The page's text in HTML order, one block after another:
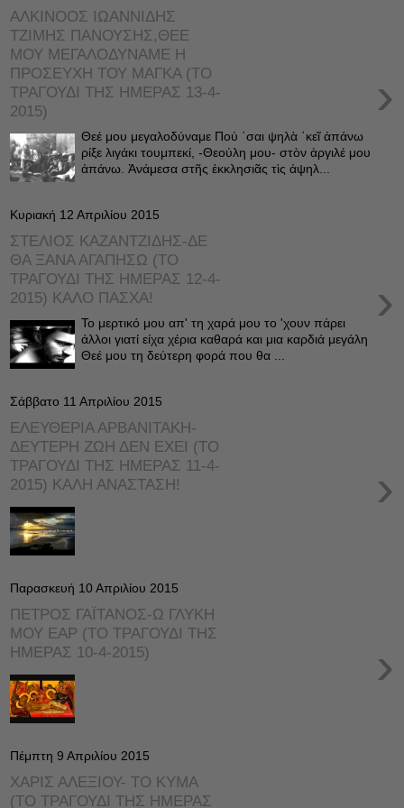
ΑΛΚΙΝΟΟΣ ΙΩΑΝΝΙΔΗΣ
ΤΖΙΜΗΣ ΠΑΝΟΥΣΗΣ,ΘΕΕ
ΜΟΥ ΜΕΓΑΛΟΔΥΝΑΜΕ Η
ΠΡΟΣΕΥΧΗ ΤΟΥ ΜΑΓΚΑ (ΤΟ
ΤΡΑΓΟΥΔΙ ΤΗΣ ΗΜΕΡΑΣ 13-4-
2015)
›
Θεέ μου μεγαλοδύναμε Πού ῾σαι ψηλὰ ῾κεῖ ἀπάνω
ρίξε λιγάκι τουμπεκί, -Θεούλη μου- στὸν ἀργιλέ μου
ἀπάνω. Ἀνάμεσα στῆς ἐκκλησιᾶς τὶς ἀψηλ...
Κυριακή 12 Απριλίου 2015
ΣΤΕΛΙΟΣ ΚΑΖΑΝΤΖΙΔΗΣ-ΔΕ
ΘΑ ΞΑΝΑ ΑΓΑΠΗΣΩ (ΤΟ
ΤΡΑΓΟΥΔΙ ΤΗΣ ΗΜΕΡΑΣ 12-4-
2015) ΚΑΛΟ ΠΑΣΧΑ!
›
Το μερτικό μου απ' τη χαρά μου το 'χουν πάρει
άλλοι γιατί είχα χέρια καθαρά και μια καρδιά μεγάλη
Θεέ μου τη δεύτερη φορά που θα ...
Σάββατο 11 Απριλίου 2015
ΕΛΕΥΘΕΡΙΑ ΑΡΒΑΝΙΤΑΚΗ-
ΔΕΥΤΕΡΗ ΖΩΗ ΔΕΝ ΕΧΕΙ (ΤΟ
ΤΡΑΓΟΥΔΙ ΤΗΣ ΗΜΕΡΑΣ 11-4-
2015) ΚΑΛΗ ΑΝΑΣΤΑΣΗ!
›
Παρασκευή 10 Απριλίου 2015
ΠΕΤΡΟΣ ΓΑΪΤΑΝΟΣ-Ω ΓΛΥΚΗ
ΜΟΥ ΕΑΡ (ΤΟ ΤΡΑΓΟΥΔΙ ΤΗΣ
ΗΜΕΡΑΣ 10-4-2015)
›
Πέμπτη 9 Απριλίου 2015
ΧΑΡΙΣ ΑΛΕΞΙΟΥ- ΤΟ ΚΥΜΑ
(ΤΟ ΤΡΑΓΟΥΔΙ ΤΗΣ ΗΜΕΡΑΣ